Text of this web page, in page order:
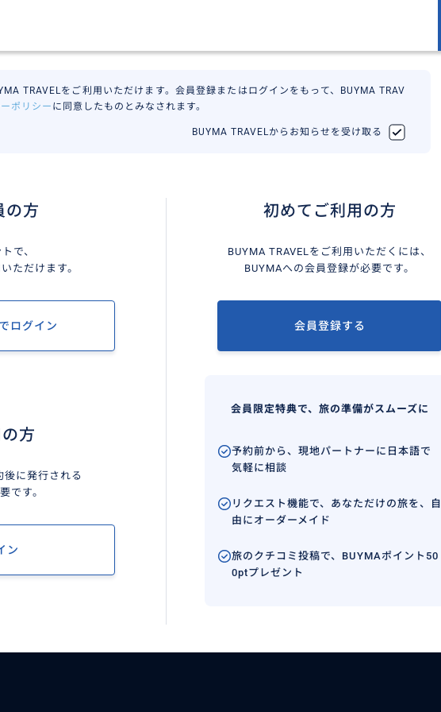
TRAVELをご利用いただけます。会員登録またはログインをもって、BUYMA TRAV
ポリシー に同意したものとみなされます。
BUYMA TRAVELからお知らせを受け取る
の方
で、
ただけます。
ログイン
初めてご利用の方
BUYMA TRAVELをご利用いただくには、
BUYMAへの会員登録が必要です。
会員登録する
会員限定特典で、旅の準備がスムーズに
予約前から、現地パートナーに日本語で
気軽に相談
リクエスト機能で、あなただけの旅を、自
由にオーダーメイド
旅のクチコミ投稿で、BUYMAポイント50
0ptプレゼント
方
後に発行される
です。
ン